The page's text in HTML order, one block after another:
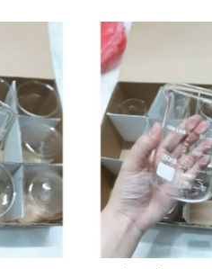
Email*
này cho lần bình luận kế tiếp